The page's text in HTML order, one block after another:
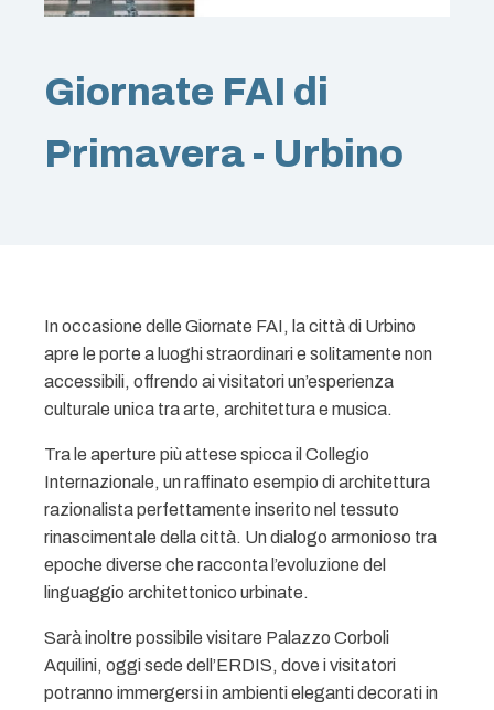
Giornate FAI di
Primavera - Urbino
In occasione delle Giornate FAI, la città di Urbino
apre le porte a luoghi straordinari e solitamente non
accessibili, offrendo ai visitatori un’esperienza
culturale unica tra arte, architettura e musica.
Tra le aperture più attese spicca il Collegio
Internazionale, un raffinato esempio di architettura
razionalista perfettamente inserito nel tessuto
rinascimentale della città. Un dialogo armonioso tra
epoche diverse che racconta l’evoluzione del
linguaggio architettonico urbinate.
Sarà inoltre possibile visitare Palazzo Corboli
Aquilini, oggi sede dell’ERDIS, dove i visitatori
potranno immergersi in ambienti eleganti decorati in